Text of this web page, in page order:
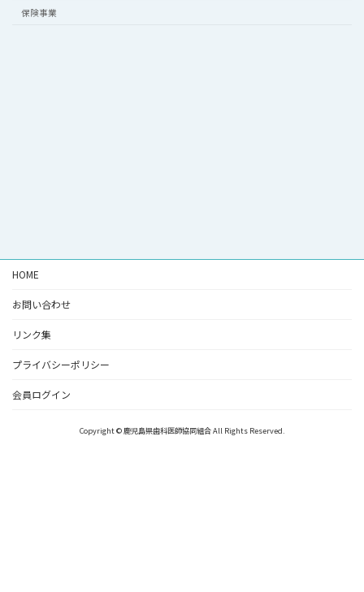
保険事業
HOME
お問い合わせ
リンク集
プライバシーポリシー
会員ログイン
Copyright © 鹿児島県歯科医師協同組合 All Rights Reserved.